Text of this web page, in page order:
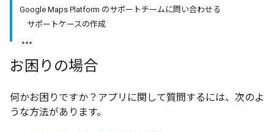
Google Maps Platform のサポートチームに問い合わせる
サポートケースの作成
お困りの場合
何かお困りですか？アプリに関して質問するには、次のよ
うな方法があります。